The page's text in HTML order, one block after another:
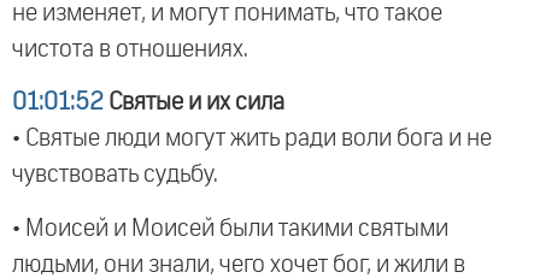
не изменяет, и могут понимать, что такое
чистота в отношениях.
01:01:52 Святые и их сила
• Святые люди могут жить ради воли бога и не
чувствовать судьбу.
• Моисей и Моисей были такими святыми
людьми, они знали, чего хочет бог, и жили в